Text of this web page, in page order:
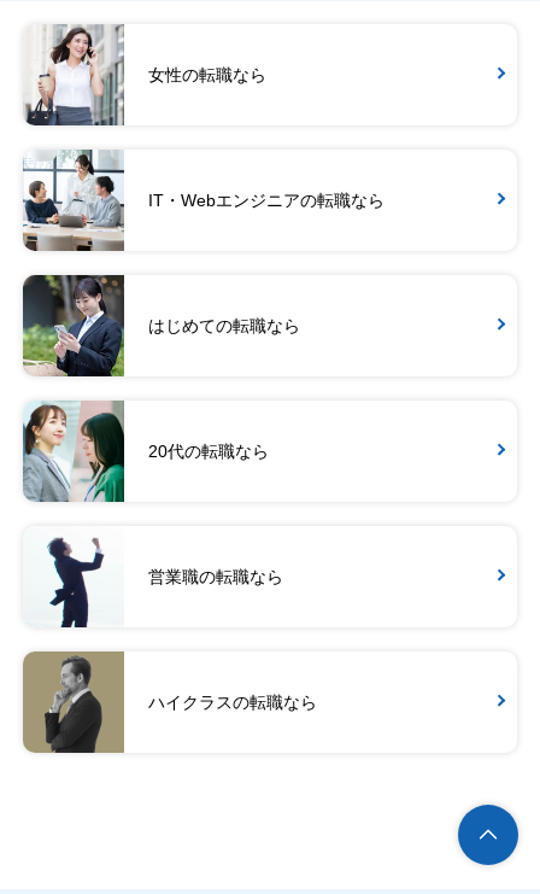
女性の転職なら
IT・Webエンジニアの転職なら
はじめての転職なら
20代の転職なら
営業職の転職なら
ハイクラスの転職なら